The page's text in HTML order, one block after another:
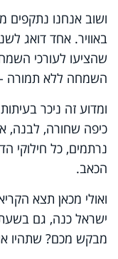
ושוב אנחנו נתקפים
באוויר. אחד דואג
שהציעו לעורכי
השמחה ללא תמורה
ומדוע זה ניכר
כיפה שחורה, לבנה,
נרתמים, כל חילוקי
הכאב.
ואולי מכאן תצא
ישראל כנה, גם
מבקש מכם? שתהיו